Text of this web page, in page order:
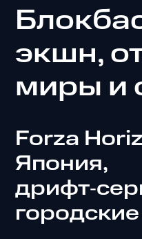
экшн,
миры и
Forza
Япония,